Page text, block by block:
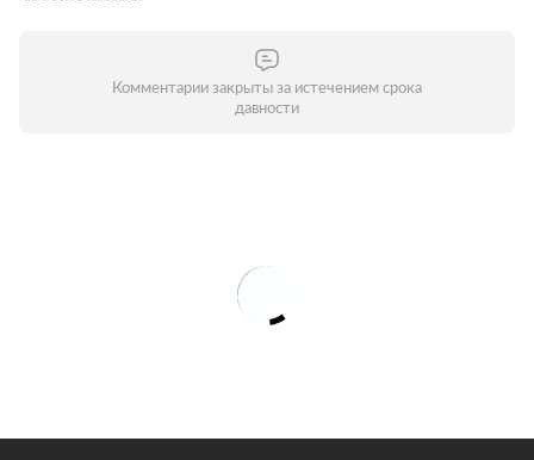
Комментарии закрыты за истечением срока
давности